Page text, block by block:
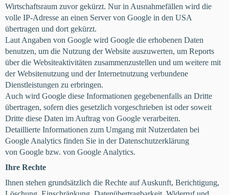
Wirtschaftsraum zuvor gekürzt. Nur in Ausnahmefällen wird die
volle IP-Adresse an einen Server von Google in den USA
übertragen und dort gekürzt.
Laut Angaben von Google wird Google die erhobenen Daten
benutzen, um die Nutzung der Website auszuwerten, um Reports
über die Websiteaktivitäten zusammenzustellen und um weitere mit
der Websitenutzung und der Internetnutzung verbundene
Dienstleistungen zu erbringen.
Auch wird Google diese Informationen gegebenenfalls an Dritte
übertragen, sofern dies gesetzlich vorgeschrieben ist oder soweit
Dritte diese Daten im Auftrag von Google verarbeiten.
Detaillierte Informationen zum Umgang mit Nutzerdaten bei
Google Analytics finden Sie in der Datenschutzerklärung
von Google bzw. von Google Analytics.
Ihre Rechte
Ihnen stehen grundsätzlich die Rechte auf Auskunft, Berichtigung,